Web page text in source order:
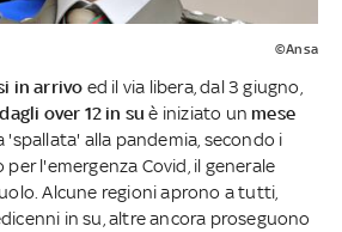
©Ansa
in arrivo ed il via libera, dal 3 giugno,
over 12 in su è iniziato un mese
'spallata' alla pandemia, secondo i
l'emergenza Covid, il generale
Alcune regioni aprono a tutti,
in su, altre ancora proseguono